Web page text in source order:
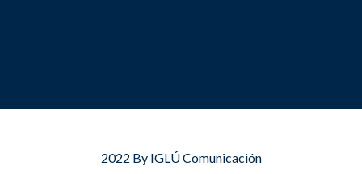
2022 By IGLÚ Comunicación